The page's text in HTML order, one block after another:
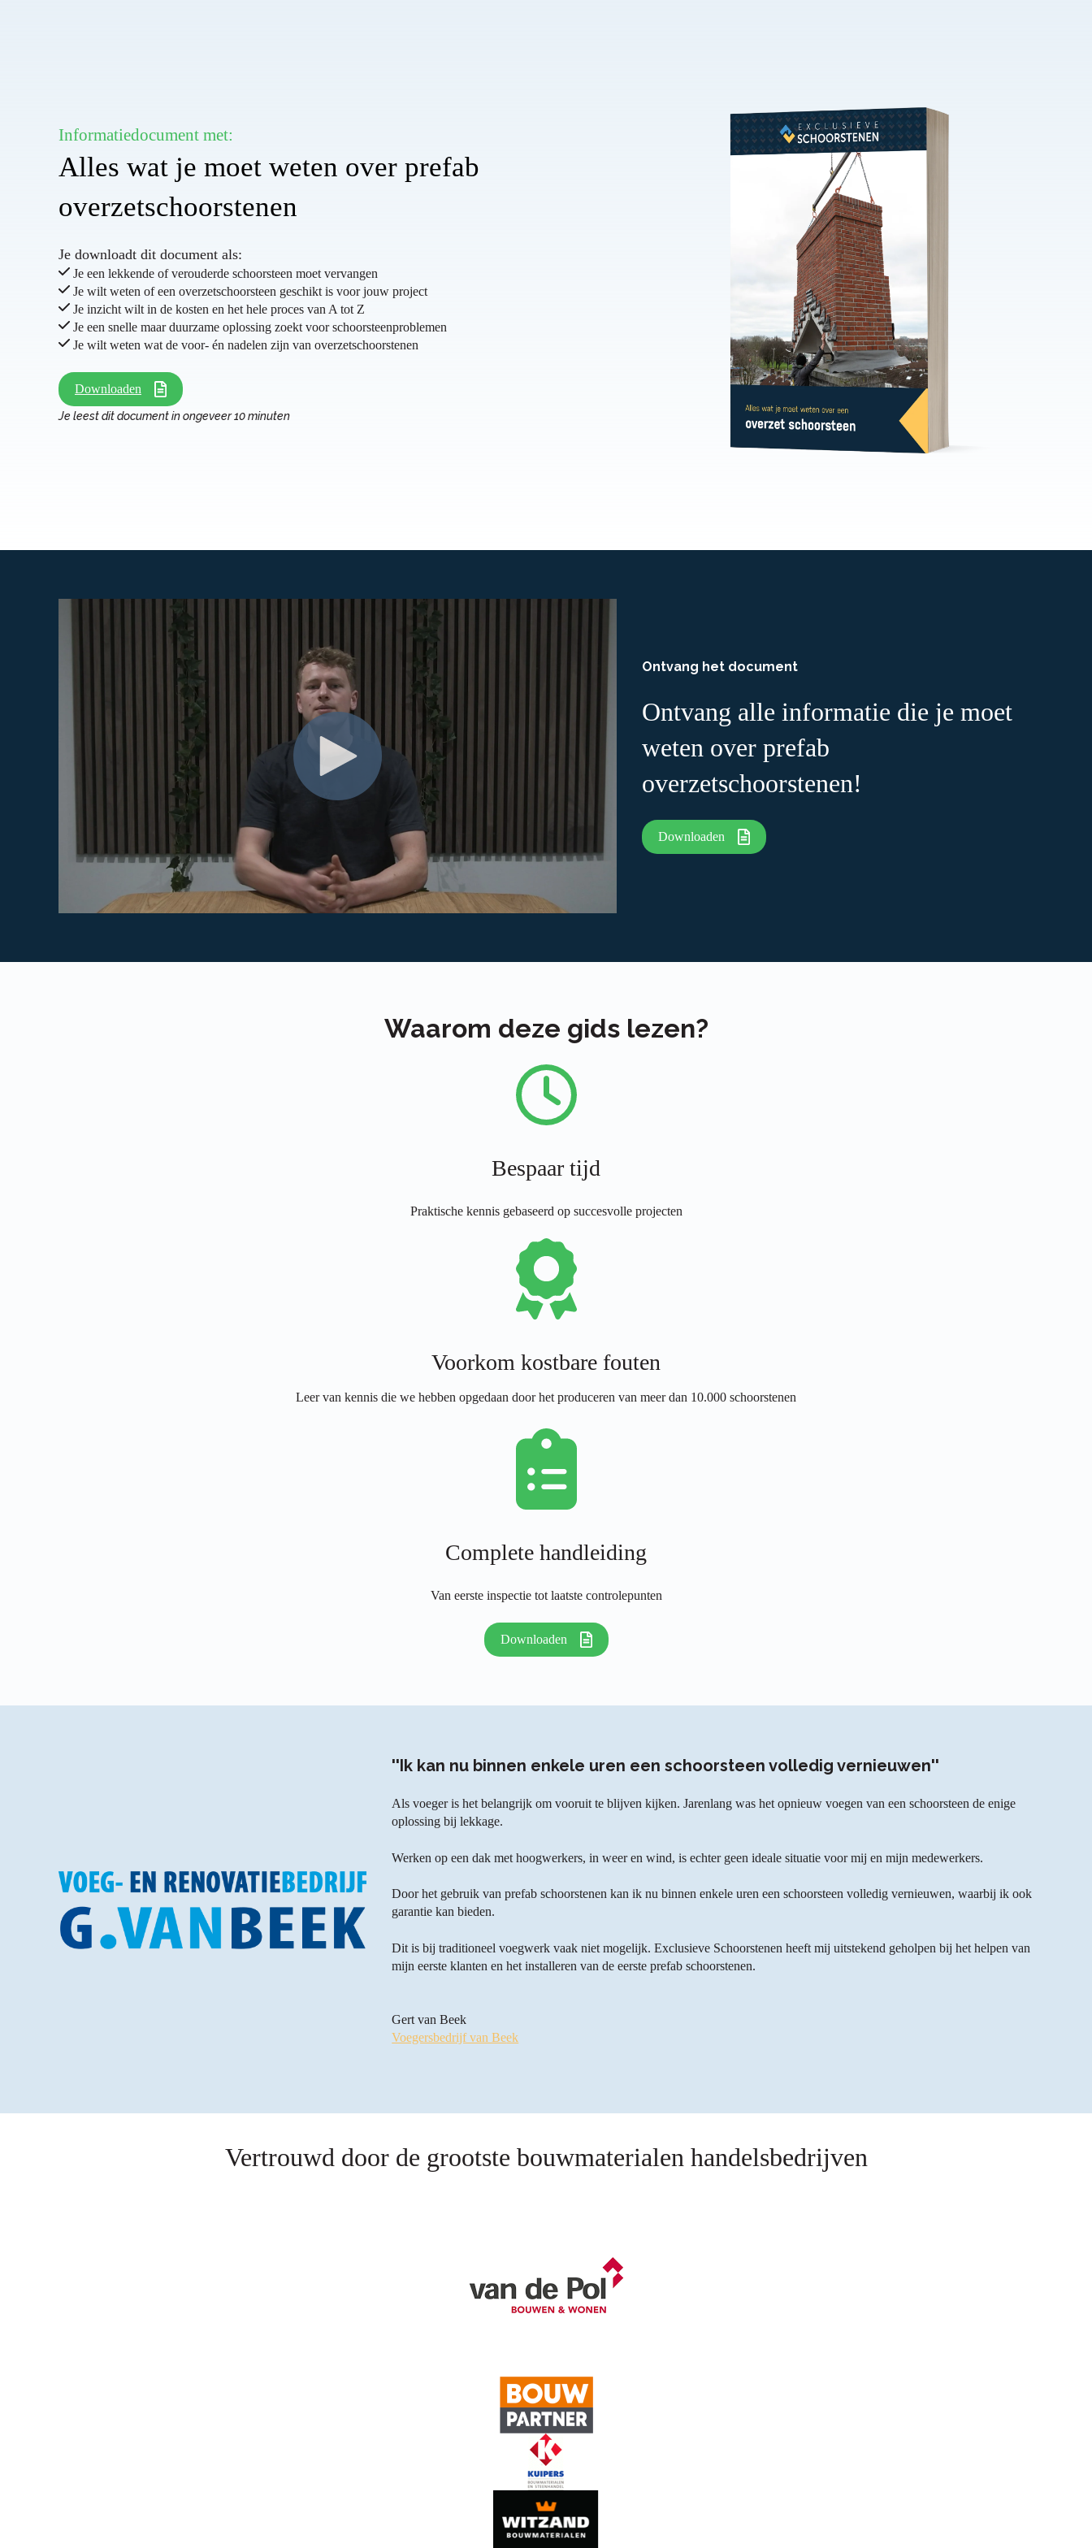
Informatiedocument met:
Alles wat je moet weten over prefab
overzetschoorstenen
Je downloadt dit document als:
Je een lekkende of verouderde schoorsteen moet vervangen
Je wilt weten of een overzetschoorsteen geschikt is voor jouw project
Je inzicht wilt in de kosten en het hele proces van A tot Z
Je een snelle maar duurzame oplossing zoekt voor schoorsteenproblemen
Je wilt weten wat de voor- én nadelen zijn van overzetschoorstenen
Downloaden
Je leest dit document in ongeveer 10 minuten
Ontvang het document
Ontvang alle informatie die je moet
weten over prefab
overzetschoorstenen!
Downloaden
Waarom deze gids lezen?
Bespaar tijd
Praktische kennis gebaseerd op succesvolle projecten
Voorkom kostbare fouten
Leer van kennis die we hebben opgedaan door het produceren van meer dan 10.000 schoorstenen
Complete handleiding
Van eerste inspectie tot laatste controlepunten
Downloaden
''Ik kan nu binnen enkele uren een schoorsteen volledig vernieuwen''
Als voeger is het belangrijk om vooruit te blijven kijken. Jarenlang was het opnieuw voegen van een schoorsteen de enige
oplossing bij lekkage.
Werken op een dak met hoogwerkers, in weer en wind, is echter geen ideale situatie voor mij en mijn medewerkers.
Door het gebruik van prefab schoorstenen kan ik nu binnen enkele uren een schoorsteen volledig vernieuwen, waarbij ik ook
garantie kan bieden.
Dit is bij traditioneel voegwerk vaak niet mogelijk. Exclusieve Schoorstenen heeft mij uitstekend geholpen bij het helpen van
mijn eerste klanten en het installeren van de eerste prefab schoorstenen.
Gert van Beek
Voegersbedrijf van Beek
Vertrouwd door de grootste bouwmaterialen handelsbedrijven